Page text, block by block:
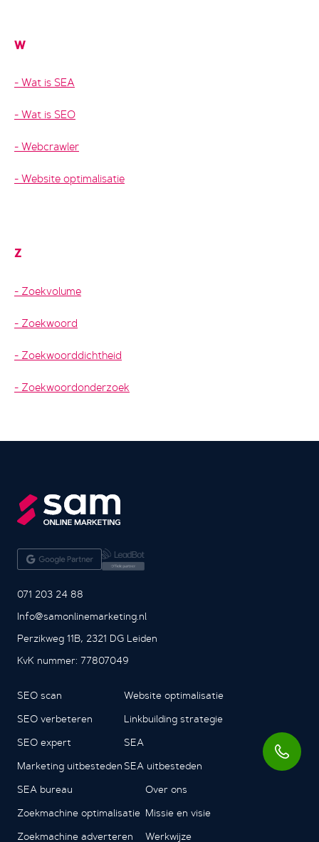
W
Wat is SEA
Wat is SEO
Webcrawler
Website optimalisatie
Z
Zoekvolume
Zoekwoord
Zoekwoorddichtheid
Zoekwoordonderzoek
071 203 24 88
Info@samonlinemarketing.nl
Perzikweg 11B, 2321 DG Leiden
KvK nummer: 77807049
SEO scan
SEO verbeteren
SEO expert
Marketing uitbesteden
Website optimalisatie
Linkbuilding strategie
SEA
SEA uitbesteden
SEA bureau
Zoekmachine optimalisatie
Zoekmachine adverteren
Over ons
Missie en visie
Werkwijze